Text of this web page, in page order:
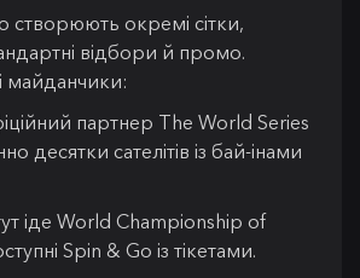
створюють окремі сітки,
відбори й промо.
майданчики:
партнер The World Series
десятки сателітів із бай-інами
іде World Championship of
Spin & Go із тікетами.